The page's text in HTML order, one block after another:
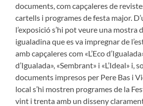
documents, com capçaleres de
cartells i programes de festa major.
l’exposició s’hi pot veure una mostra
igualadina que es va impregnar de
amb capçaleres com «L’Eco
d’Igualada», «Sembrant» i «L’Ideal» i,
documents impresos per Pere Bas i
local s’hi mostren programes de la
vint i trenta amb un disseny